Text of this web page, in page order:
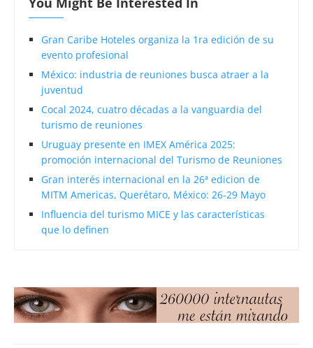
Gran Caribe Hoteles organiza la 1ra edición de su
evento profesional
México: industria de reuniones busca atraer a la
juventud
Cocal 2024, cuatro décadas a la vanguardia del
turismo de reuniones
Uruguay presente en IMEX América 2025:
promoción internacional del Turismo de Reuniones
Gran interés internacional en la 26ª edicion de
MITM Americas, Querétaro, México: 26-29 Mayo
Influencia del turismo MICE y las características
que lo definen